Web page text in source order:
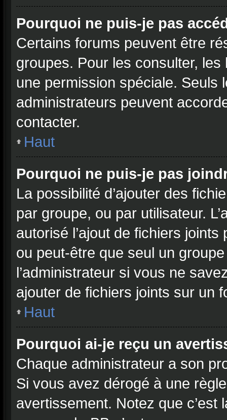
Pourquoi ne puis-je pas
Certains forums peuvent être
groupes. Pour les consulter,
une permission spéciale. Seuls
administrateurs peuvent
contacter.
Haut
Pourquoi ne puis-je pas
La possibilité d’ajouter des
par groupe, ou par utilisateur.
autorisé l’ajout de fichiers
ou peut-être que seul un
l’administrateur si vous ne
ajouter de fichiers joints sur un
Haut
Pourquoi ai-je reçu un
Chaque administrateur a son
Si vous avez dérogé à une
avertissement. Notez que c’est